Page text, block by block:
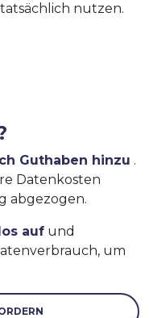
tatsächlich nutzen.
Guthaben hinzu .
Datenkosten
abgezogen.
auf und
um